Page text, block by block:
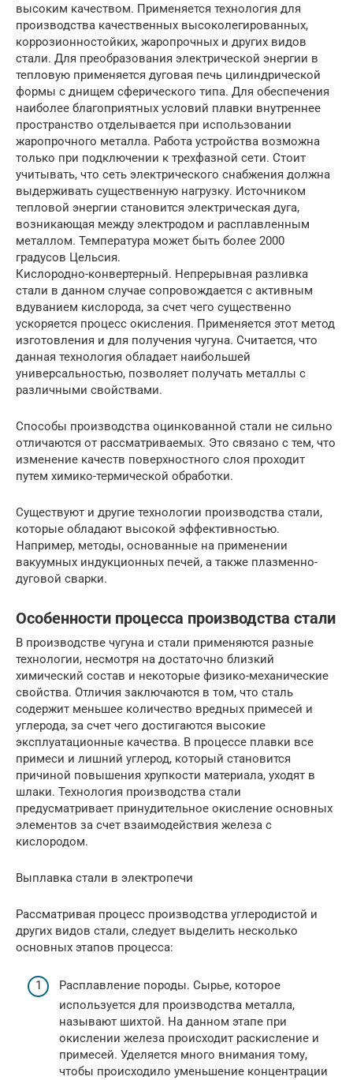
высоким качеством. Применяется технология для
производства качественных высоколегированных,
коррозионностойких, жаропрочных и других видов
стали. Для преобразования электрической энергии в
тепловую применяется дуговая печь цилиндрической
формы с днищем сферического типа. Для обеспечения
наиболее благоприятных условий плавки внутреннее
пространство отделывается при использовании
жаропрочного металла. Работа устройства возможна
только при подключении к трехфазной сети. Стоит
учитывать, что сеть электрического снабжения должна
выдерживать существенную нагрузку. Источником
тепловой энергии становится электрическая дуга,
возникающая между электродом и расплавленным
металлом. Температура может быть более 2000
градусов Цельсия.
Кислородно-конвертерный. Непрерывная разливка
стали в данном случае сопровождается с активным
вдуванием кислорода, за счет чего существенно
ускоряется процесс окисления. Применяется этот метод
изготовления и для получения чугуна. Считается, что
данная технология обладает наибольшей
универсальностью, позволяет получать металлы с
различными свойствами.
Способы производства оцинкованной стали не сильно
отличаются от рассматриваемых. Это связано с тем, что
изменение качеств поверхностного слоя проходит
путем химико-термической обработки.
Существуют и другие технологии производства стали,
которые обладают высокой эффективностью.
Например, методы, основанные на применении
вакуумных индукционных печей, а также плазменно-
дуговой сварки.
Особенности процесса производства стали
В производстве чугуна и стали применяются разные
технологии, несмотря на достаточно близкий
химический состав и некоторые физико-механические
свойства. Отличия заключаются в том, что сталь
содержит меньшее количество вредных примесей и
углерода, за счет чего достигаются высокие
эксплуатационные качества. В процессе плавки все
примеси и лишний углерод, который становится
причиной повышения хрупкости материала, уходят в
шлаки. Технология производства стали
предусматривает принудительное окисление основных
элементов за счет взаимодействия железа с
кислородом.
Выплавка стали в электропечи
Рассматривая процесс производства углеродистой и
других видов стали, следует выделить несколько
основных этапов процесса:
Расплавление породы. Сырье, которое
используется для производства металла,
называют шихтой. На данном этапе при
окислении железа происходит раскисление и
примесей. Уделяется много внимания тому,
чтобы происходило уменьшение концентрации